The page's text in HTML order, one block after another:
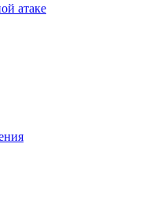
атаке